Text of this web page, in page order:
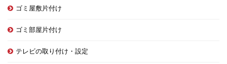
ゴミ屋敷片付け
ゴミ部屋片付け
テレビの取り付け・設定